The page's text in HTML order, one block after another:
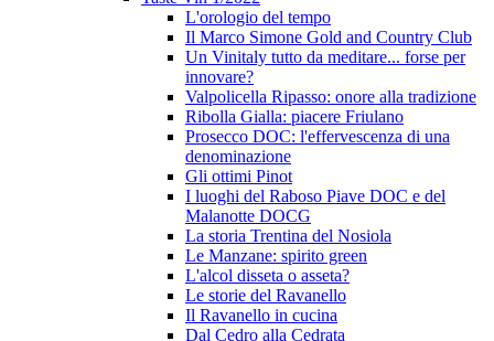
L'orologio del tempo
Il Marco Simone Gold and Country Club
Un Vinitaly tutto da meditare... forse per
innovare?
Valpolicella Ripasso: onore alla tradizione
Ribolla Gialla: piacere Friulano
Prosecco DOC: l'effervescenza di una
denominazione
Gli ottimi Pinot
I luoghi del Raboso Piave DOC e del
Malanotte DOCG
La storia Trentina del Nosiola
Le Manzane: spirito green
L'alcol disseta o asseta?
Le storie del Ravanello
Il Ravanello in cucina
Dal Cedro alla Cedrata